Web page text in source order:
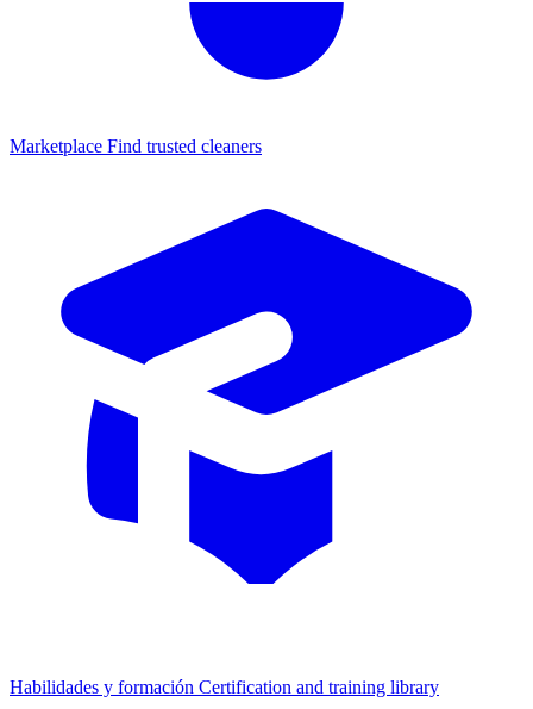
Marketplace Find trusted cleaners
Habilidades y formación Certification and training library